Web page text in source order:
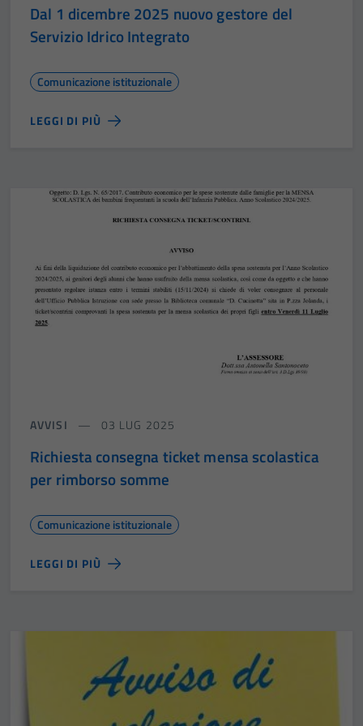
Dal 1 dicembre 2025 nuovo gestore del
Servizio Idrico Integrato
Comunicazione istituzionale
LEGGI DI PIÙ
AVVISI 03 LUG 2025
Richiesta consegna ticket mensa scolastica
per rimborso somme
Comunicazione istituzionale
LEGGI DI PIÙ